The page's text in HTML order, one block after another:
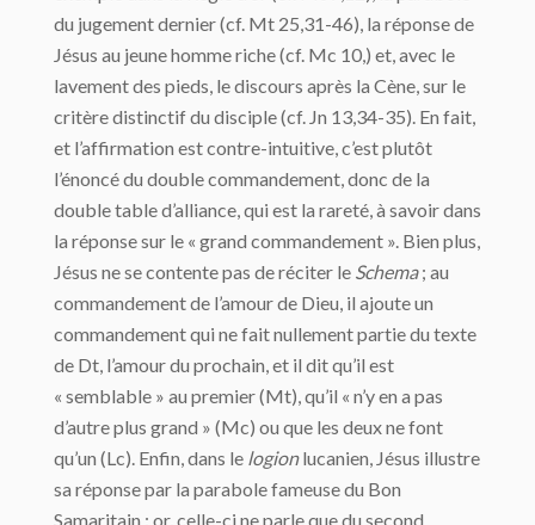
du jugement dernier (cf. Mt 25,31-46), la réponse de
Jésus au jeune homme riche (cf. Mc 10,) et, avec le
lavement des pieds, le discours après la Cène, sur le
critère distinctif du disciple (cf. Jn 13,34-35). En fait,
et l’affirmation est contre-intuitive, c’est plutôt
l’énoncé du double commandement, donc de la
double table d’alliance, qui est la rareté, à savoir dans
la réponse sur le « grand commandement ». Bien plus,
Jésus ne se contente pas de réciter le Schema; au
commandement de l’amour de Dieu, il ajoute un
commandement qui ne fait nullement partie du texte
de Dt, l’amour du prochain, et il dit qu’il est
« semblable » au premier (Mt), qu’il « n’y en a pas
d’autre plus grand » (Mc) ou que les deux ne font
qu’un (Lc). Enfin, dans le logionlucanien, Jésus illustre
sa réponse par la parabole fameuse du Bon
Samaritain ; or, celle-ci ne parle que du second